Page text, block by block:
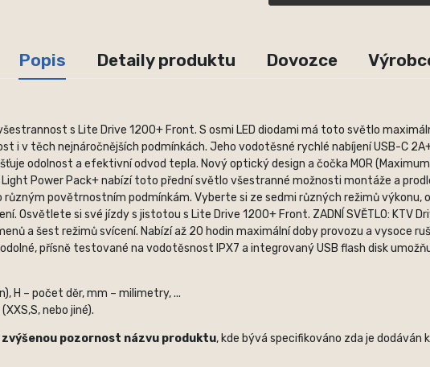
Popis Detaily produktu Dovozce
s Lite Drive 1200+ Front. S osmi LED diodami má toto světlo
i v těch nejnáročnějších podmínkách. Jeho vodotěsné rychlé nabíjení USB-C
odolnost a efektivní odvod tepla. Nový optický design a čočka MOR
Power Pack+ nabízí toto přední světlo všestranné možnosti montáže a
povětrnostním podmínkám. Vyberte si ze sedmi různých režimů
Osvětlete si své jízdy s jistotou s Lite Drive 1200+ Front. ZADNÍ SVĚTLO: KTV
a šest režimů svícení. Nabízí až 20 hodin maximální doby provozu a vysoce
přísně testované na vodotěsnost IPX7 a integrovaný USB flash disk
H – počet děr, mm – milimetry, ...
nebo jiné).
zvýšenou pozornost názvu produktu, kde bývá specifikováno zda je